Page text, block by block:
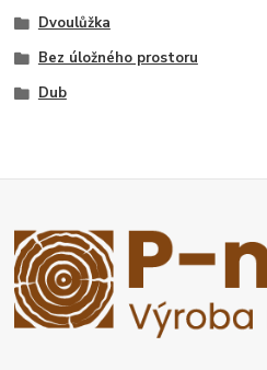
Dvoulůžka
Bez úložného prostoru
Dub